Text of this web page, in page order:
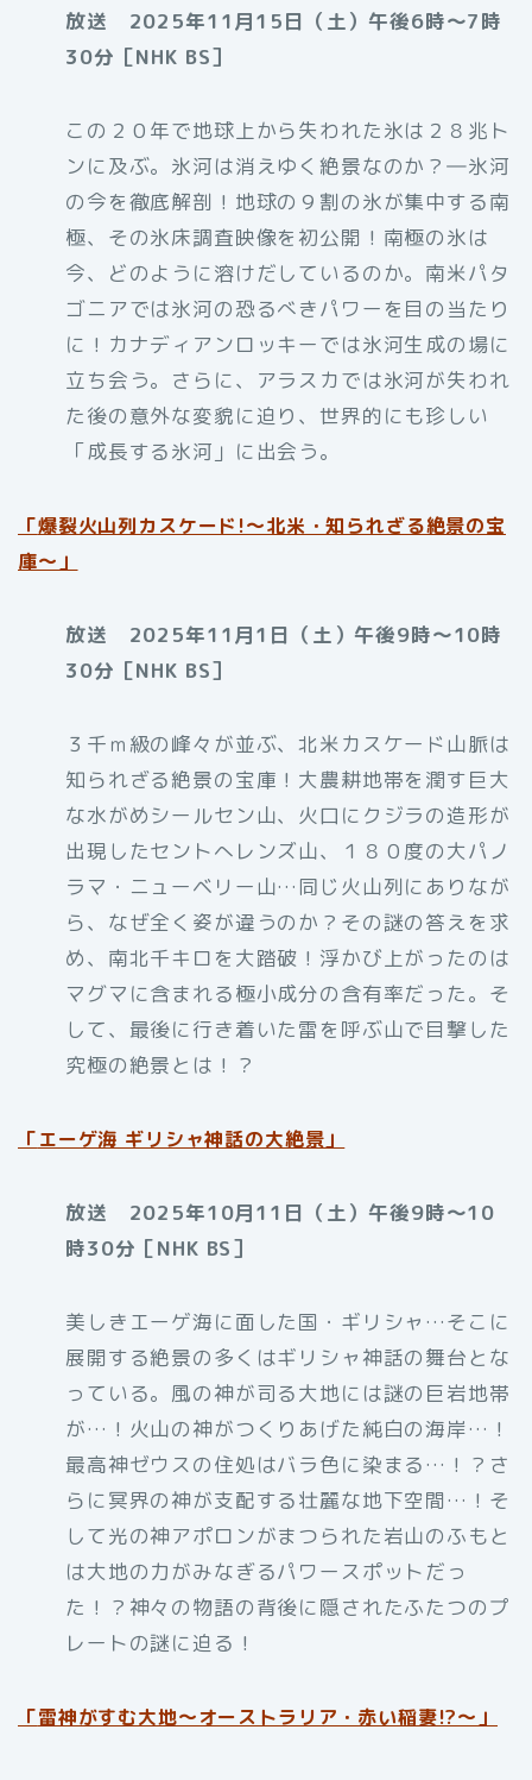
放送 2025年11月15日（土）午後6時～7時
30分［NHK BS］
この２０年で地球上から失われた氷は２８兆ト
ンに及ぶ。氷河は消えゆく絶景なのか？―氷河
の今を徹底解剖！地球の９割の氷が集中する南
極、その氷床調査映像を初公開！南極の氷は
今、どのように溶けだしているのか。南米パタ
ゴニアでは氷河の恐るべきパワーを目の当たり
に！カナディアンロッキーでは氷河生成の場に
立ち会う。さらに、アラスカでは氷河が失われ
た後の意外な変貌に迫り、世界的にも珍しい
「成長する氷河」に出会う。
「爆裂火山列カスケード!〜北米・知られざる絶景の宝
庫〜」
放送 2025年11月1日（土）午後9時～10時
30分［NHK BS］
３千ｍ級の峰々が並ぶ、北米カスケード山脈は
知られざる絶景の宝庫！大農耕地帯を潤す巨大
な水がめシールセン山、火口にクジラの造形が
出現したセントへレンズ山、１８０度の大パノ
ラマ・ニューベリー山…同じ火山列にありなが
ら、なぜ全く姿が違うのか？その謎の答えを求
め、南北千キロを大踏破！浮かび上がったのは
マグマに含まれる極小成分の含有率だった。そ
して、最後に行き着いた雷を呼ぶ山で目撃した
究極の絶景とは！？
「エーゲ海 ギリシャ神話の大絶景」
放送 2025年10月11日（土）午後9時～10
時30分［NHK BS］
美しきエーゲ海に面した国・ギリシャ…そこに
展開する絶景の多くはギリシャ神話の舞台とな
っている。風の神が司る大地には謎の巨岩地帯
が…！火山の神がつくりあげた純白の海岸…！
最高神ゼウスの住処はバラ色に染まる…！？さ
らに冥界の神が支配する壮麗な地下空間…！そ
して光の神アポロンがまつられた岩山のふもと
は大地の力がみなぎるパワースポットだっ
た！？神々の物語の背後に隠されたふたつのプ
レートの謎に迫る！
「雷神がすむ大地〜オーストラリア・赤い稲妻!?〜」